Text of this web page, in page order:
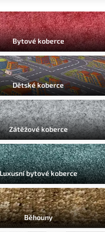
Obývací pokoj
Pracovna
Kancelář
Bytové koberce
Dětské koberce
Zátěžové koberce
bytové koberce
Běhouny